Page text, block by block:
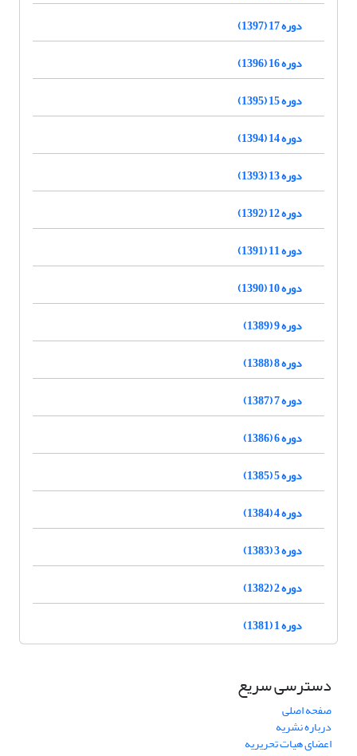
دوره 17 (1397)
دوره 16 (1396)
دوره 15 (1395)
دوره 14 (1394)
دوره 13 (1393)
دوره 12 (1392)
دوره 11 (1391)
دوره 10 (1390)
دوره 9 (1389)
دوره 8 (1388)
دوره 7 (1387)
دوره 6 (1386)
دوره 5 (1385)
دوره 4 (1384)
دوره 3 (1383)
دوره 2 (1382)
دوره 1 (1381)
دسترسی سریع
صفحه اصلی
درباره نشریه
اعضای هیات تحریریه